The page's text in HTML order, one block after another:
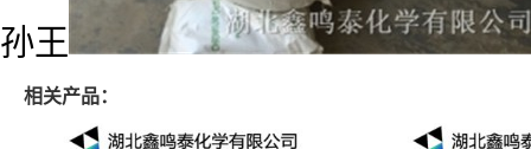
孙王
相关产品：